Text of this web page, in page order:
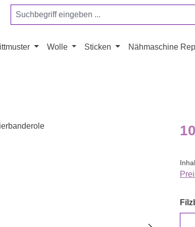
Wolle Sticken Nähmaschine